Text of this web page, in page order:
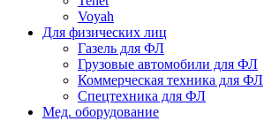
Voyah
Для физических лиц
Газель для ФЛ
Грузовые автомобили для ФЛ
Коммерческая техника для ФЛ
Спецтехника для ФЛ
Мед. оборудование